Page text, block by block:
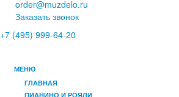
order@muzdelo.ru
Заказать звонок
+7 (495) 999-64-20
МЕНЮ
ГЛАВНАЯ
ПИАНИНО И РОЯЛИ